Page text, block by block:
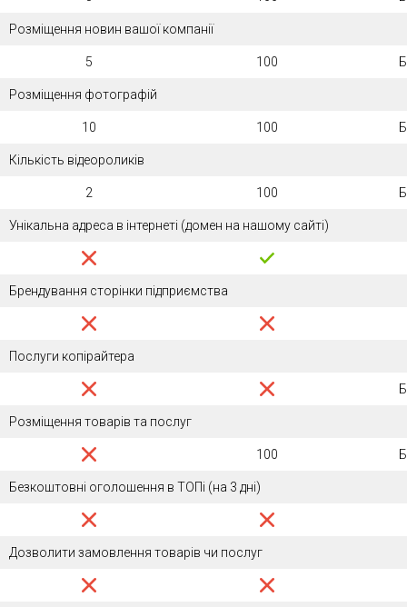
Розміщення новин вашої компанії
5 100
Розміщення фотографій
10 100
Кількість відеороликів
2 100
Унікальна адреса в інтернеті (домен на нашому сайті)
Брендування сторінки підприємства
Послуги копірайтера
Розміщення товарів та послуг
100
Безкоштовні оголошення в ТОПі (на 3 дні)
Дозволити замовлення товарів чи послуг